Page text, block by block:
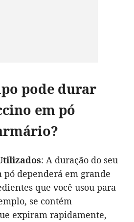
pode durar
em pó
: A duração do seu
pó dependerá em grande
que você usou para
se contém
expiram rapidamente,